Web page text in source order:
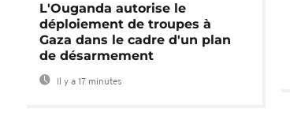
L'Ouganda autorise le
déploiement de troupes à
Gaza dans le cadre d'un plan
de désarmement
Il y a 17 minutes